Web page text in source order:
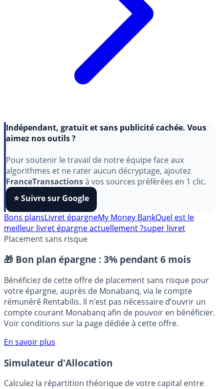
aimez nos outils ?
Pour soutenir le travail de notre équipe face aux
algorithmes et ne rater aucun décryptage, ajoutez
FranceTransactionsà vos sources préférées en 1 clic.
⭐️ Suivre sur Google
Bons plans Livret épargne My Money Bank
meilleur livret épargne actuellement ?
Placement sans risque
🎁 Bon plan épargne : 3% pendant 6 mois
Bénéficiez de cette offre de placement sans risque pour
votre épargne, auprès de Monabanq, via le compte
rémunéré Rentabilis. Il n’est pas nécessaire d’ouvrir un
Voir conditions sur la page dédiée à cette offre.
En savoir plus
Simulateur d'Allocation